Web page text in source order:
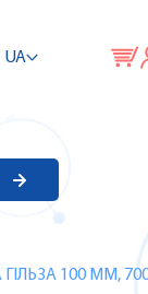
UA
100 ММ,